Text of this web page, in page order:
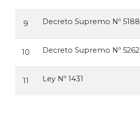
9 Decreto Supremo Nº 5188
10 Decreto Supremo Nº 5262
11 Ley Nº 1431